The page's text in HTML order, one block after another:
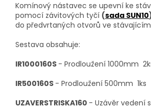
Komínový nástavec se upevní ke
pomocí závitových tyčí (sada SUN10
do předvrtaných otvorů ve
Sestava obsahuje:
IR1000160S - Prodloužení 1000mm
IR500160S - Prodloužení 500mm 1ks
UZAVERSTRISKA160 - Uzávěr vedení